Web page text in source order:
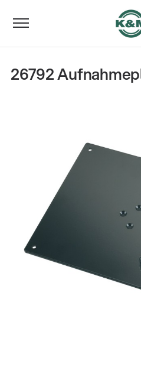
26792